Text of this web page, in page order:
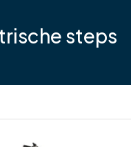
steps